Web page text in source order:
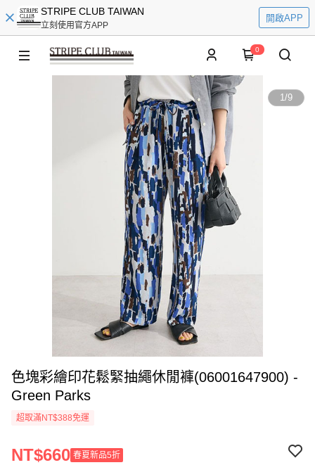
STRIPE CLUB TAIWAN
立刻使用官方APP
開啟APP
0
1/9
色塊彩繪印花鬆緊抽繩休閒褲(06001647900) -
Green Parks
超取滿NT$388免運
NT$660 春夏新品5折